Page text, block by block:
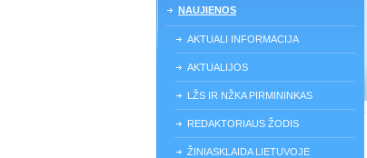
NAUJIENOS
AKTUALI INFORMACIJA
AKTUALIJOS
LŽS IR NŽKA PIRMININKAS
REDAKTORIAUS ŽODIS
ŽINIASKLAIDA LIETUVOJE